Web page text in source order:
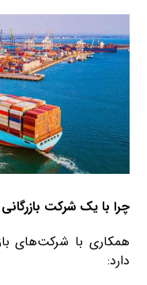
چرا با یک شرکت
همکاری با شرکت‌های
دارد: